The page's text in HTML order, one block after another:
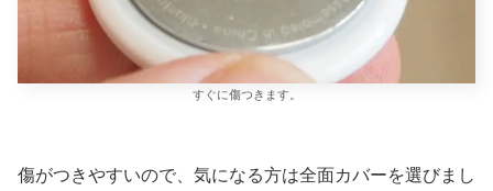
すぐに傷つきます。
傷がつきやすいので、気になる方は全面カバーを選びまし